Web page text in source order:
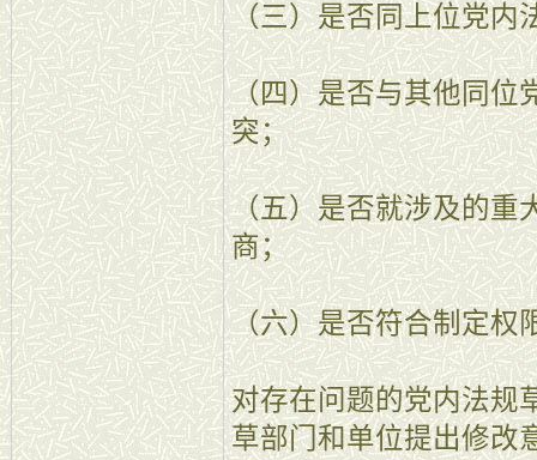
（三）是否同上位党内
（四）是否与其他同位
突；
（五）是否就涉及的重
商；
（六）是否符合制定权
对存在问题的党内法规
草部门和单位提出修改